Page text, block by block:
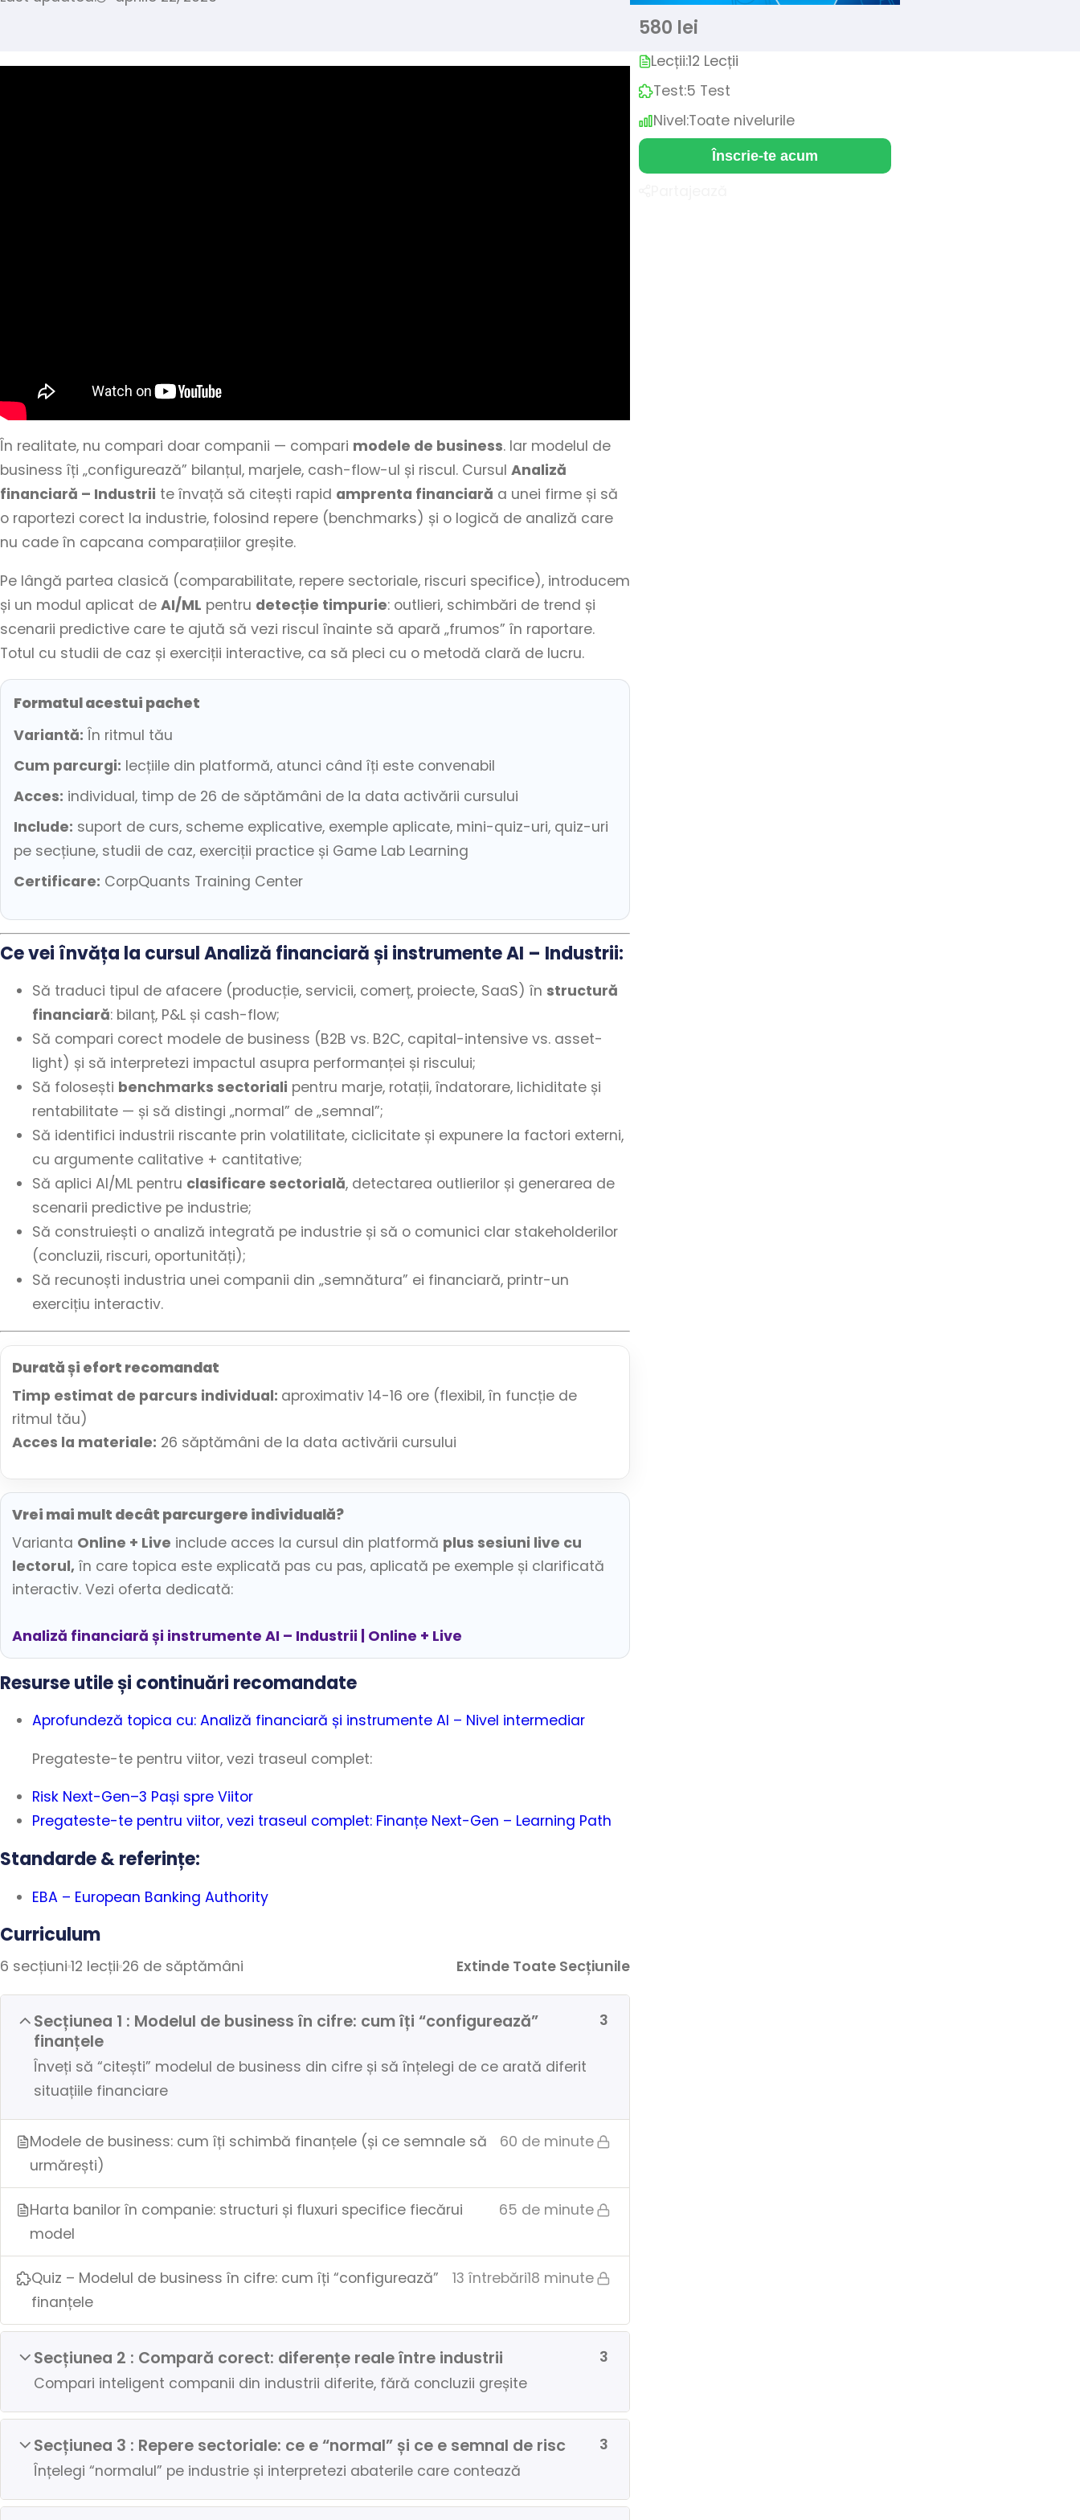
În realitate, nu compari doar companii — compari modele de business. Iar modelul de
business îți „configurează” bilanțul, marjele, cash-flow-ul și riscul. Cursul Analiză
financiară – Industrii te învață să citești rapid amprenta financiară a unei firme și să
o raportezi corect la industrie, folosind repere (benchmarks) și o logică de analiză care
nu cade în capcana comparațiilor greșite.
Pe lângă partea clasică (comparabilitate, repere sectoriale, riscuri specifice), introducem
și un modul aplicat de AI/ML pentru detecție timpurie: outlieri, schimbări de trend și
scenarii predictive care te ajută să vezi riscul înainte să apară „frumos” în raportare.
Totul cu studii de caz și exerciții interactive, ca să pleci cu o metodă clară de lucru.
Formatul acestui pachet
Variantă: În ritmul tău
Cum parcurgi: lecțiile din platformă, atunci când îți este convenabil
Acces: individual, timp de 26 de săptămâni de la data activării cursului
Include: suport de curs, scheme explicative, exemple aplicate, mini-quiz-uri, quiz-uri
pe secțiune, studii de caz, exerciții practice și Game Lab Learning
Certificare: CorpQuants Training Center
Ce vei învăța la cursul Analiză financiară și instrumente AI – Industrii:
Să traduci tipul de afacere (producție, servicii, comerț, proiecte, SaaS) în structură
financiară: bilanț, P&L și cash-flow;
Să compari corect modele de business (B2B vs. B2C, capital-intensive vs. asset-
light) și să interpretezi impactul asupra performanței și riscului;
Să folosești benchmarks sectoriali pentru marje, rotații, îndatorare, lichiditate și
rentabilitate — și să distingi „normal” de „semnal”;
Să identifici industrii riscante prin volatilitate, ciclicitate și expunere la factori externi,
cu argumente calitative + cantitative;
Să aplici AI/ML pentru clasificare sectorială, detectarea outlierilor și generarea de
scenarii predictive pe industrie;
Să construiești o analiză integrată pe industrie și să o comunici clar stakeholderilor
(concluzii, riscuri, oportunități);
Să recunoști industria unei companii din „semnătura” ei financiară, printr-un
exercițiu interactiv.
Durată și efort recomandat
Timp estimat de parcurs individual: aproximativ 14-16 ore (flexibil, în funcție de
ritmul tău)
Acces la materiale: 26 săptămâni de la data activării cursului
Vrei mai mult decât parcurgere individuală?
Varianta Online + Live include acces la cursul din platformă plus sesiuni live cu
lectorul, în care topica este explicată pas cu pas, aplicată pe exemple și clarificată
interactiv. Vezi oferta dedicată:
Analiză financiară și instrumente AI – Industrii | Online + Live
Resurse utile și continuări recomandate
Aprofundeză topica cu: Analiză financiară și instrumente AI – Nivel intermediar
Pregateste-te pentru viitor, vezi traseul complet:
Risk Next-Gen–3 Pași spre Viitor
Pregateste-te pentru viitor, vezi traseul complet: Finanțe Next-Gen – Learning Path
Standarde & referințe:
EBA – European Banking Authority
Curriculum
6 secțiuni 12 lecții 26 de săptămâni Extinde Toate Secțiunile
Secțiunea 1 : Modelul de business în cifre: cum îți “configurează”
finanțele
Înveți să “citești” modelul de business din cifre și să înțelegi de ce arată diferit
situațiile financiare
3
Modele de business: cum îți schimbă finanțele (și ce semnale să
urmărești)
60 de minute
Harta banilor în companie: structuri și fluxuri specifice fiecărui
model
65 de minute
Quiz – Modelul de business în cifre: cum îți “configurează”
finanțele
18 minute
13 întrebări
Secțiunea 2 : Compară corect: diferențe reale între industrii
Compari inteligent companii din industrii diferite, fără concluzii greșite
3
Secțiunea 3 : Repere sectoriale: ce e “normal” și ce e semnal de risc
Înțelegi “normalul” pe industrie și interpretezi abaterile care contează
3
580 lei
Lecții:12 Lecții
Test:5 Test
Nivel:Toate nivelurile
Înscrie-te acum